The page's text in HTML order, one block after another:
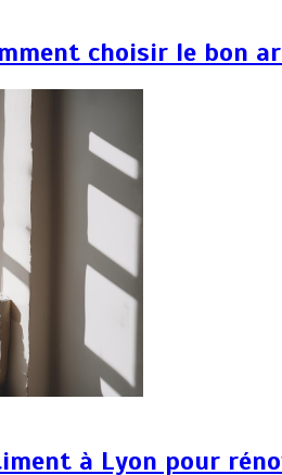
choisir le bon
à Lyon pour